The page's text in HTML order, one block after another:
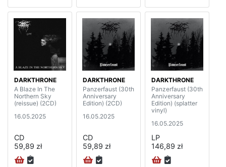
DARKTHRONE
A Blaze In The
Northern Sky
(reissue) (2CD)
16.05.2025
CD
59,89 zł
DARKTHRONE
Panzerfaust (30th
Anniversary
Edition) (2CD)
16.05.2025
CD
59,89 zł
DARKTHRONE
Panzerfaust (30th
Anniversary
Edition) (splatter
vinyl)
16.05.2025
LP
146,89 zł